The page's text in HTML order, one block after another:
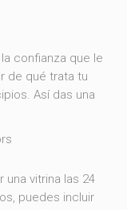
confianza que le
de qué trata tu
Así das una
una vitrina las 24
puedes incluir